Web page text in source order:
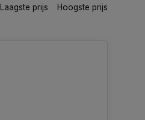
Laagste prijs Hoogste prijs